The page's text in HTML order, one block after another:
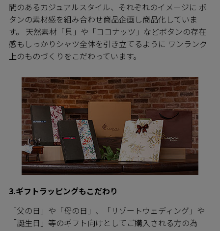
間のあるカジュアルスタイル、それぞれのイメージに ボ
タンの素材感を組み合わせ商品企画し商品化していま
す。 天然素材「貝」や「ココナッツ」などボタンの存在
感もしっかりシャツ全体を引き立てるように ワンランク
上のものづくりをこだわっています。
3.ギフトラッピングもこだわり
「父の日」や「母の日」、「リゾートウェディング」や
「誕生日」等のギフト向けとしてご購入される方の為